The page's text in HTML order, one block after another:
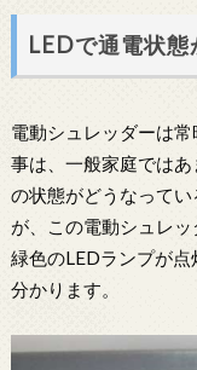
LEDで通電状態
電動シュレッダーは
事は、一般家庭では
の状態がどうなって
が、この電動シュレッ
緑色のLEDランプが
分かります。